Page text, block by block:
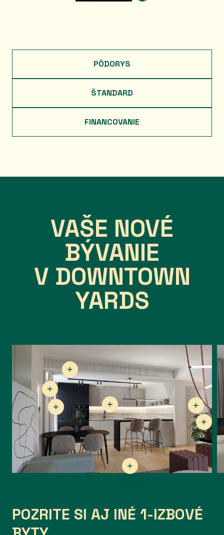
PÔDORYS
ŠTANDARD
FINANCOVANIE
VAŠE NOVÉ
BÝVANIE
V DOWNTOWN
YARDS
POZRITE SI AJ INÉ 1-IZBOVÉ